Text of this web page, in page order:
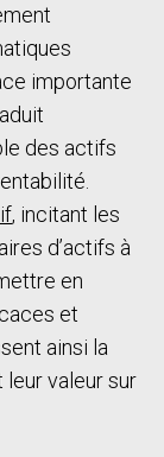
importante
des actifs
, incitant les
d’actifs à
en
et
ainsi la
valeur sur